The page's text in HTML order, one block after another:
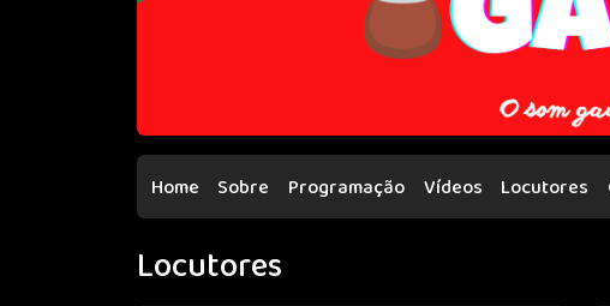
Home Sobre Programação Vídeos Locutores
Locutores